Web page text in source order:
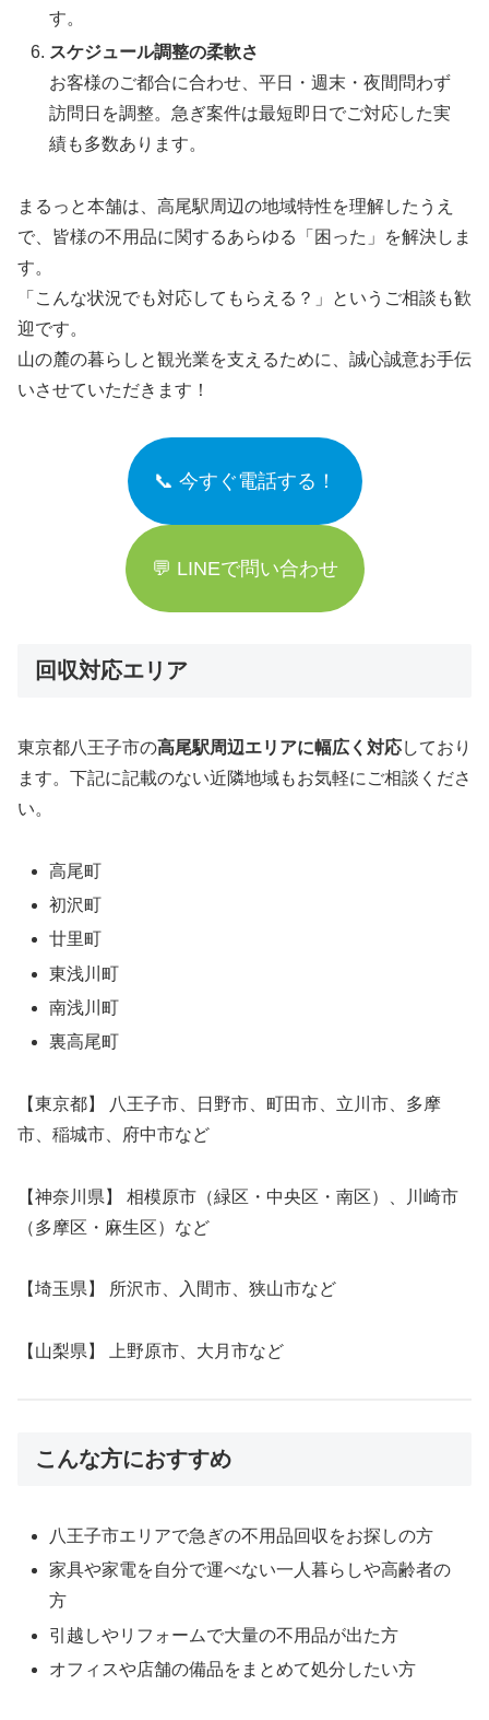
す。
スケジュール調整の柔軟さ
お客様のご都合に合わせ、平日・週末・夜間問わず
訪問日を調整。急ぎ案件は最短即日でご対応した実
績も多数あります。
まるっと本舗は、高尾駅周辺の地域特性を理解したうえ
で、皆様の不用品に関するあらゆる「困った」を解決しま
す。
「こんな状況でも対応してもらえる？」というご相談も歓
迎です。
山の麓の暮らしと観光業を支えるために、誠心誠意お手伝
いさせていただきます！
📞 今すぐ電話する！
💬 LINEで問い合わせ
回収対応エリア
東京都八王子市の高尾駅周辺エリアに幅広く対応しており
ます。下記に記載のない近隣地域もお気軽にご相談くださ
い。
高尾町
初沢町
廿里町
東浅川町
南浅川町
裏高尾町
【東京都】 八王子市、日野市、町田市、立川市、多摩
市、稲城市、府中市など
【神奈川県】 相模原市（緑区・中央区・南区）、川崎市
（多摩区・麻生区）など
【埼玉県】 所沢市、入間市、狭山市など
【山梨県】 上野原市、大月市など
こんな方におすすめ
八王子市エリアで急ぎの不用品回収をお探しの方
家具や家電を自分で運べない一人暮らしや高齢者の
方
引越しやリフォームで大量の不用品が出た方
オフィスや店舗の備品をまとめて処分したい方